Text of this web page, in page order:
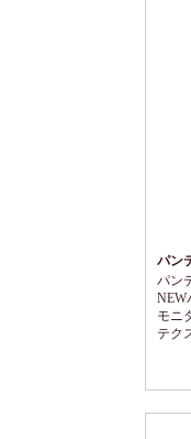
パン
パン
NEW
モニ
テク
は
仕
リー